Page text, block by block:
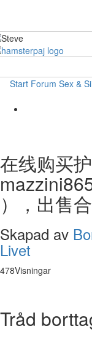
Start Forum Sex &
在线购买
），出售
Skapad av
Livet
478Visningar
Tråd